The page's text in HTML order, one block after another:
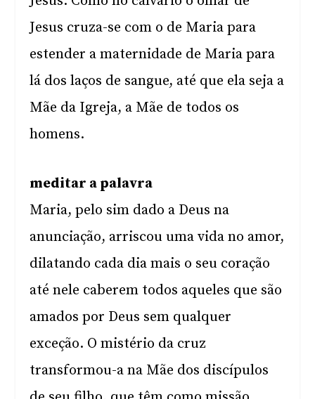
Jesus cruza-se com o de Maria para
estender a maternidade de Maria para
lá dos laços de sangue, até que ela seja a
Mãe da Igreja, a Mãe de todos os
homens.
meditar a palavra
Maria, pelo sim dado a Deus na
anunciação, arriscou uma vida no amor,
dilatando cada dia mais o seu coração
até nele caberem todos aqueles que são
amados por Deus sem qualquer
exceção. O mistério da cruz
transformou-a na Mãe dos discípulos